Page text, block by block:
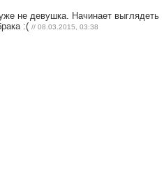
не девушка. Начинает выглядеть
:( // 08.03.2015, 03:38